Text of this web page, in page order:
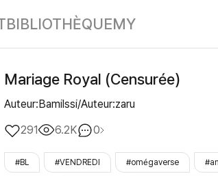
BIBLIOTHÈQUEMY
Mariage Royal (Censurée)
Auteur:Bamilssi/Auteur:zaru
291
6.2K 0
#BL #VENDREDI #omégaverse